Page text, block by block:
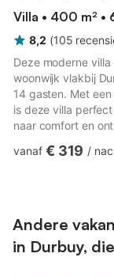
Villa • 400 m² •
8,2 (105
Deze moderne
woonwijk vlakbij
14 gasten. Met
is deze villa
naar comfort en
en open haard,
vanaf € 319 /
Andere
in Durbuy,